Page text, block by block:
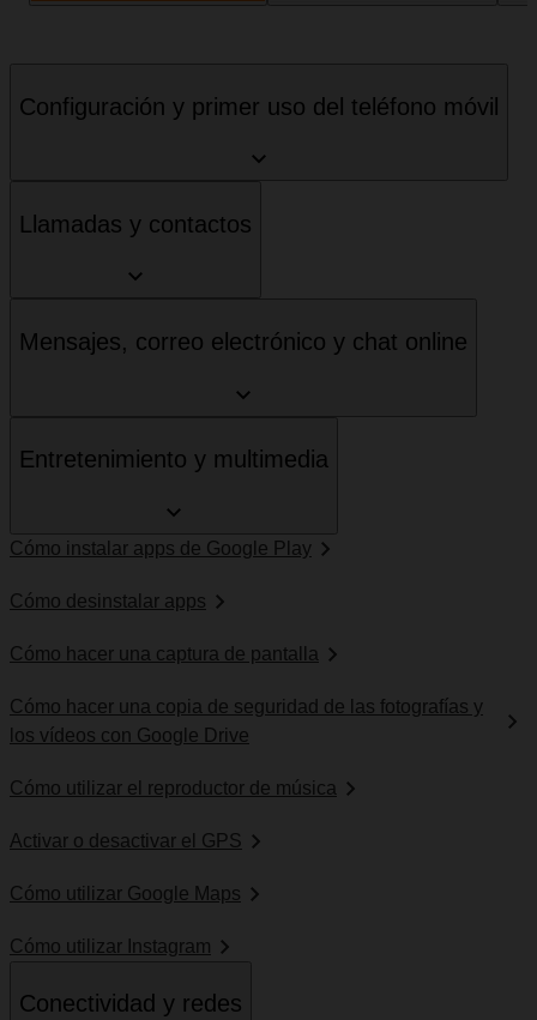
Configuración y primer uso del teléfono móvil
Llamadas y contactos
Mensajes, correo electrónico y chat online
Entretenimiento y multimedia
Cómo instalar apps de Google Play
Cómo desinstalar apps
Cómo hacer una captura de pantalla
Cómo hacer una copia de seguridad de las fotografías y
los vídeos con Google Drive
Cómo utilizar el reproductor de música
Activar o desactivar el GPS
Cómo utilizar Google Maps
Cómo utilizar Instagram
Conectividad y redes